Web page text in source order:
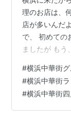
理のお店は、
店が多いんだ
で、 初めての
ましたが もう
板にあるよう
に来たんだ😆
かわからん。
しいものを食
#横浜中華街グ
#横浜中華街
#横浜中華街